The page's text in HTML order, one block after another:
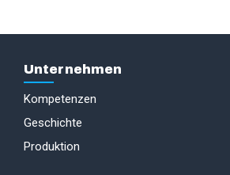
Unternehmen
Kompetenzen
Geschichte
Produktion